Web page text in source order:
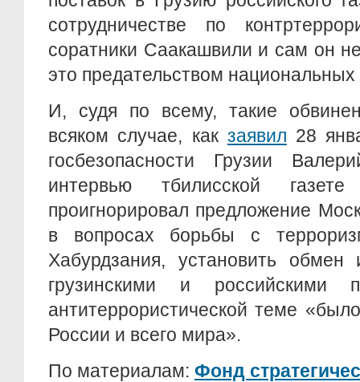
сотрудничестве по
соратники Саакашвили и сам он
это предательством
И, судя по всему, такие
всяком случае, как заявил 28
госбезопасности Грузии
интервью тбилисской
проигнорировал предложение
в вопросах борьбы с
Хабурдзания, установить
грузинскими и российскими
антитеррористической теме
России и всего мира».
По материалам: Фонд